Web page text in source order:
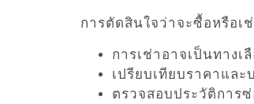
การตัดสินใจว่าจะซื้อหรือเ
การเช่าอาจเป็นทาง
เปรียบเทียบราคาแล
ตรวจสอบประวัติการ